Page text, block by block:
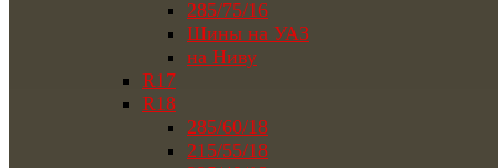
285/75/16
Шины на УАЗ
на Ниву
R17
R18
285/60/18
215/55/18